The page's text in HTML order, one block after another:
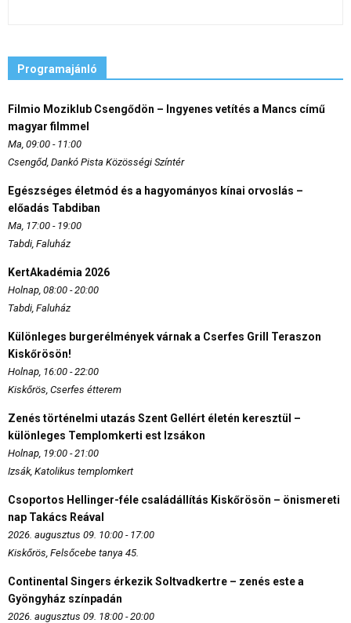
Programajánló
Filmio Moziklub Csengődön – Ingyenes vetítés a Mancs című
magyar filmmel
Ma, 09:00 - 11:00
Csengőd, Dankó Pista Közösségi Színtér
Egészséges életmód és a hagyományos kínai orvoslás –
előadás Tabdiban
Ma, 17:00 - 19:00
Tabdi, Faluház
KertAkadémia 2026
Holnap, 08:00 - 20:00
Tabdi, Faluház
Különleges burgerélmények várnak a Cserfes Grill Teraszon
Kiskőrösön!
Holnap, 16:00 - 22:00
Kiskőrös, Cserfes étterem
Zenés történelmi utazás Szent Gellért életén keresztül –
különleges Templomkerti est Izsákon
Holnap, 19:00 - 21:00
Izsák, Katolikus templomkert
Csoportos Hellinger-féle családállítás Kiskőrösön – önismereti
nap Takács Reával
2026. augusztus 09. 10:00 - 17:00
Kiskőrös, Felsőcebe tanya 45.
Continental Singers érkezik Soltvadkertre – zenés este a
Gyöngyház színpadán
2026. augusztus 09. 18:00 - 20:00